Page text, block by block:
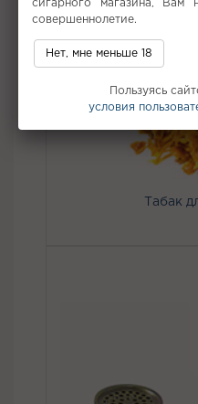
Не забудьте
Табак
сигарного магазина, Вам
совершеннолетие.
Нет, мне меньше 18
Пользуясь
условия